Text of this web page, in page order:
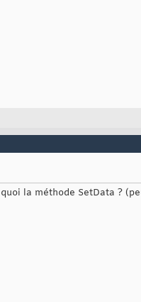
la méthode SetData ?